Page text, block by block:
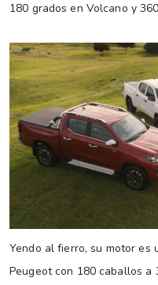
180 grados en Volcano y
Yendo al fierro, su motor es
Peugeot con 180 caballos